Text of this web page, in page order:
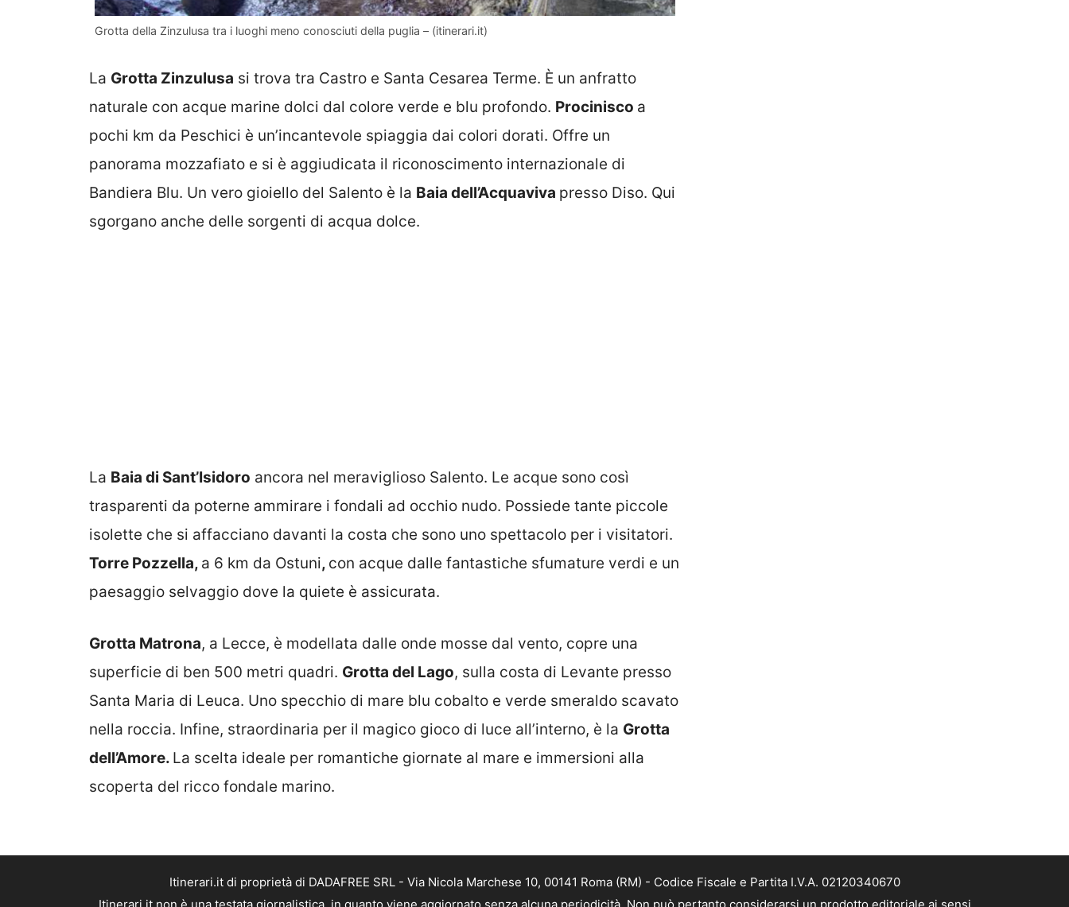
Grotta della Zinzulusa tra i luoghi meno conosciuti della puglia – (itinerari.it)
La Grotta Zinzulusa si trova tra Castro e Santa Cesarea Terme. È un anfratto
naturale con acque marine dolci dal colore verde e blu profondo. Procinisco a
pochi km da Peschici è un’incantevole spiaggia dai colori dorati. Offre un
panorama mozzafiato e si è aggiudicata il riconoscimento internazionale di
Bandiera Blu. Un vero gioiello del Salento è la Baia dell’Acquaviva presso Diso. Qui
sgorgano anche delle sorgenti di acqua dolce.
La Baia di Sant’Isidoro ancora nel meraviglioso Salento. Le acque sono così
trasparenti da poterne ammirare i fondali ad occhio nudo. Possiede tante piccole
isolette che si affacciano davanti la costa che sono uno spettacolo per i visitatori.
Torre Pozzella, a 6 km da Ostuni, con acque dalle fantastiche sfumature verdi e un
paesaggio selvaggio dove la quiete è assicurata.
Grotta Matrona, a Lecce, è modellata dalle onde mosse dal vento, copre una
superficie di ben 500 metri quadri. Grotta del Lago, sulla costa di Levante presso
Santa Maria di Leuca. Uno specchio di mare blu cobalto e verde smeraldo scavato
nella roccia. Infine, straordinaria per il magico gioco di luce all’interno, è la Grotta
dell’Amore. La scelta ideale per romantiche giornate al mare e immersioni alla
scoperta del ricco fondale marino.
Itinerari.it di proprietà di DADAFREE SRL - Via Nicola Marchese 10, 00141 Roma (RM) - Codice Fiscale e Partita I.V.A. 02120340670